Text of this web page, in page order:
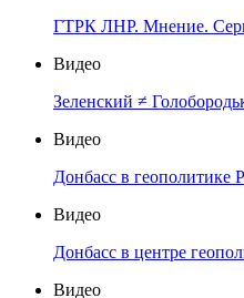
ГТРК ЛНР. Мнение.
Видео
Зеленский ≠
Видео
Донбасс в геополитике
Видео
Донбасс в центре
Видео